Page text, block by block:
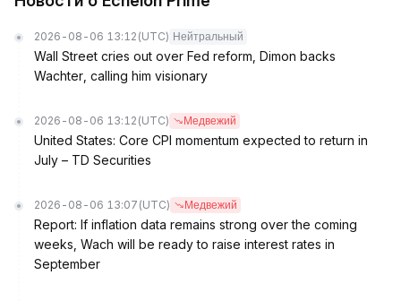
2026-08-06 13:12 (UTC) Нейтральный
Wall Street cries out over Fed reform, Dimon backs
Wachter, calling him visionary
2026-08-06 13:12 (UTC) Медвежий
United States: Core CPI momentum expected to return in
July – TD Securities
2026-08-06 13:07 (UTC) Медвежий
Report: If inflation data remains strong over the coming
weeks, Wach will be ready to raise interest rates in
September